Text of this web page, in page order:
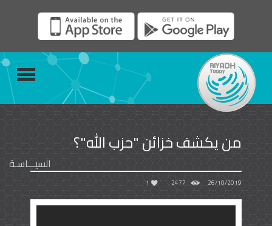
من يكشف خزائن "حزب الله"؟
السيـــاسـة
26/10/2019
2477
1